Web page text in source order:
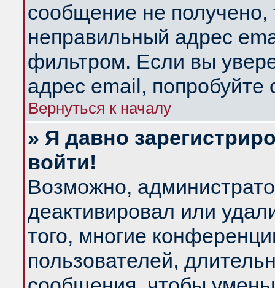
сообщение не получено,
неправильный адрес
фильтром. Если вы
адрес email, попробуйте
Вернуться к началу
» Я давно
войти!
Возможно,
деактивировал или
того, многие
пользователей,